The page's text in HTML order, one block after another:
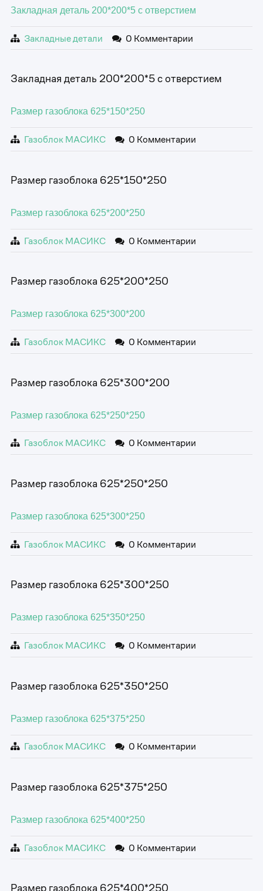
Закладная деталь 200*200*5 с отверстием
Закладные детали 0 Комментарии
Закладная деталь 200*200*5 с отверстием
Размер газоблока 625*150*250
Газоблок МАСИКС 0 Комментарии
Размер газоблока 625*150*250
Размер газоблока 625*200*250
Газоблок МАСИКС 0 Комментарии
Размер газоблока 625*200*250
Размер газоблока 625*300*200
Газоблок МАСИКС 0 Комментарии
Размер газоблока 625*300*200
Размер газоблока 625*250*250
Газоблок МАСИКС 0 Комментарии
Размер газоблока 625*250*250
Размер газоблока 625*300*250
Газоблок МАСИКС 0 Комментарии
Размер газоблока 625*300*250
Размер газоблока 625*350*250
Газоблок МАСИКС 0 Комментарии
Размер газоблока 625*350*250
Размер газоблока 625*375*250
Газоблок МАСИКС 0 Комментарии
Размер газоблока 625*375*250
Размер газоблока 625*400*250
Газоблок МАСИКС 0 Комментарии
Размер газоблока 625*400*250